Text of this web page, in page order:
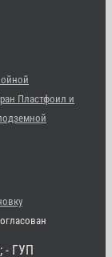
Пластфоил и
- ГУП